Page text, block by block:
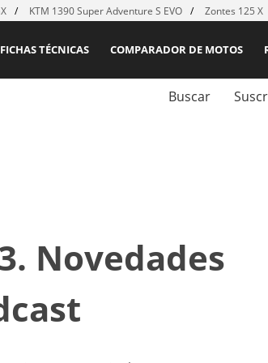
KTM 1390 Super Adventure S EVO Zontes 125 X
COMPARADOR DE MOTOS
FICHAS TÉCNICAS
Buscar
Novedades